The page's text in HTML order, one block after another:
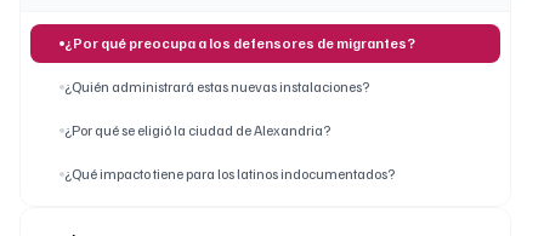
¿Por qué preocupa a los defensores de migrantes?
¿Quién administrará estas nuevas instalaciones?
¿Por qué se eligió la ciudad de Alexandria?
¿Qué impacto tiene para los latinos indocumentados?